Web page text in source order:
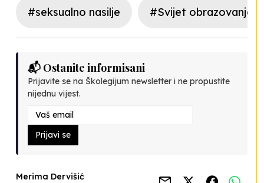
#seksualno nasilje #Svijet obrazovanja
📬 Ostanite informisani
Prijavite se na Školegijum newsletter i ne propustite
nijednu vijest.
Prijavi se
Merima Dervišić